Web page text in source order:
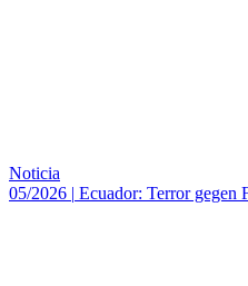
Noticia
05/2026 | Ecuador: Terror gegen